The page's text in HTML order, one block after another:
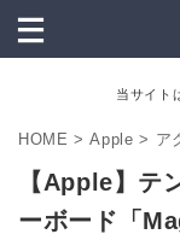
当サイト
HOME > Apple > ア
【Apple】テ
ーボード「